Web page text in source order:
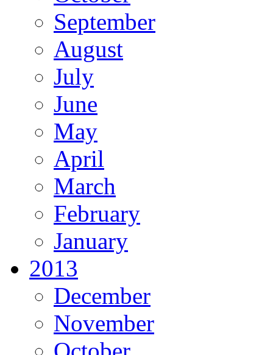
September
August
July
June
May
April
March
February
January
2013
December
November